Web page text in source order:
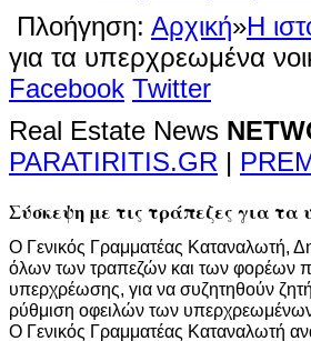
Πλοήγηση: Αρχική»Η
για τα υπερχρεωμένα
Facebook Twitter
Real Estate News
PARATIRITIS.GR |
Σύσκεψη με τις τράπεζες για τα
Ο Γενικός Γραμματέας Καταναλωτή,
όλων των τραπεζών και των φορέων
υπερχρέωσης, για να συζητηθούν
ρύθμιση οφειλών των
Ο Γενικός Γραμματέας Καταναλωτή